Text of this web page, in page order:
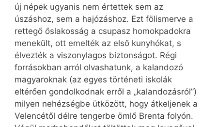
új népek ugyanis nem értettek sem az
úszáshoz, sem a hajózáshoz. Ezt fölismerve a
rettegő őslakosság a csupasz homokpadokra
menekült, ott emelték az első kunyhókat, s
élvezték a viszonylagos biztonságot. Régi
forrásokban arról olvashatunk, a kalandozó
magyaroknak (az egyes történeti iskolák
eltérően gondolkodnak erről a „kalandozásról”)
milyen nehézségbe ütközött, hogy átkeljenek a
Velencétől délre tengerbe ömlő Brenta folyón.